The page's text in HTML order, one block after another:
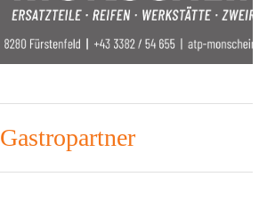
Gastropartner